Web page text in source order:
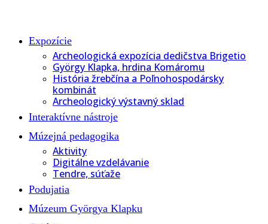
Expozície
Archeologická expozícia dedičstva Brigetio
György Klapka, hrdina Komáromu
História žrebčína a Poľnohospodársky
kombinát
Archeologický výstavný sklad
Interaktívne nástroje
Múzejná pedagogika
Aktivity
Digitálne vzdelávanie
Tendre, súťaže
Podujatia
Múzeum Györgya Klapku